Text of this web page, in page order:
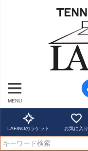
MENU
LAFINOのラケット お気に入り